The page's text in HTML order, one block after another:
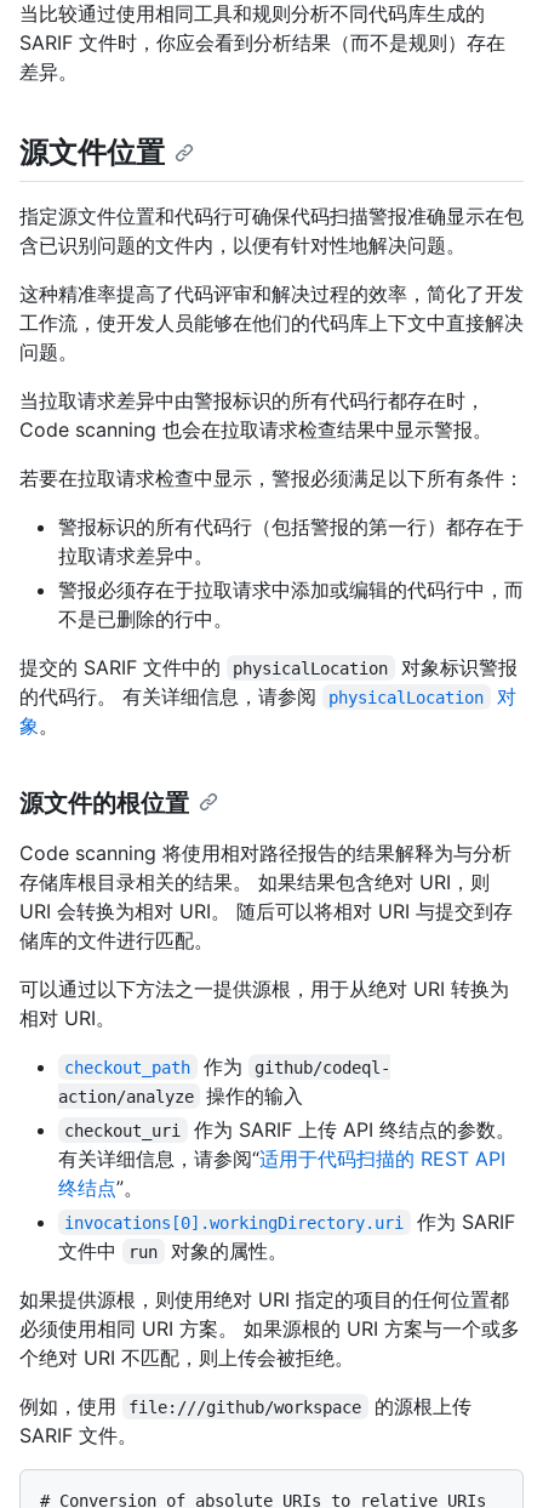
当比较通过使用相同工具和规则分析不同代码库生成的
SARIF 文件时，你应会看到分析结果（而不是规则）存在
差异。
源文件位置
指定源文件位置和代码行可确保代码扫描警报准确显示在包
含已识别问题的文件内，以便有针对性地解决问题。
这种精准率提高了代码评审和解决过程的效率，简化了开发
工作流，使开发人员能够在他们的代码库上下文中直接解决
问题。
当拉取请求差异中由警报标识的所有代码行都存在时，
Code scanning 也会在拉取请求检查结果中显示警报。
若要在拉取请求检查中显示，警报必须满足以下所有条件：
警报标识的所有代码行（包括警报的第一行）都存在于
拉取请求差异中。
警报必须存在于拉取请求中添加或编辑的代码行中，而
不是已删除的行中。
提交的 SARIF 文件中的
physicalLocation
对象标识警报
的代码行。 有关详细信息，请参阅
physicalLocation
对
象 。
源文件的根位置
Code scanning 将使用相对路径报告的结果解释为与分析
存储库根目录相关的结果。 如果结果包含绝对 URI，则
URI 会转换为相对 URI。 随后可以将相对 URI 与提交到存
储库的文件进行匹配。
可以通过以下方法之一提供源根，用于从绝对 URI 转换为
相对 URI。
checkout_path 作为
github/codeql-
action/analyze
操作的输入
checkout_uri
作为 SARIF 上传 API 终结点的参数。
有关详细信息，请参阅“适用于代码扫描的 REST API
终结点”。
invocations[0].workingDirectory.uri
作为 SARIF
文件中
run
对象的属性。
如果提供源根，则使用绝对 URI 指定的项目的任何位置都
必须使用相同 URI 方案。 如果源根的 URI 方案与一个或多
个绝对 URI 不匹配，则上传会被拒绝。
例如，使用
file:///github/workspace
的源根上传
SARIF 文件。
#